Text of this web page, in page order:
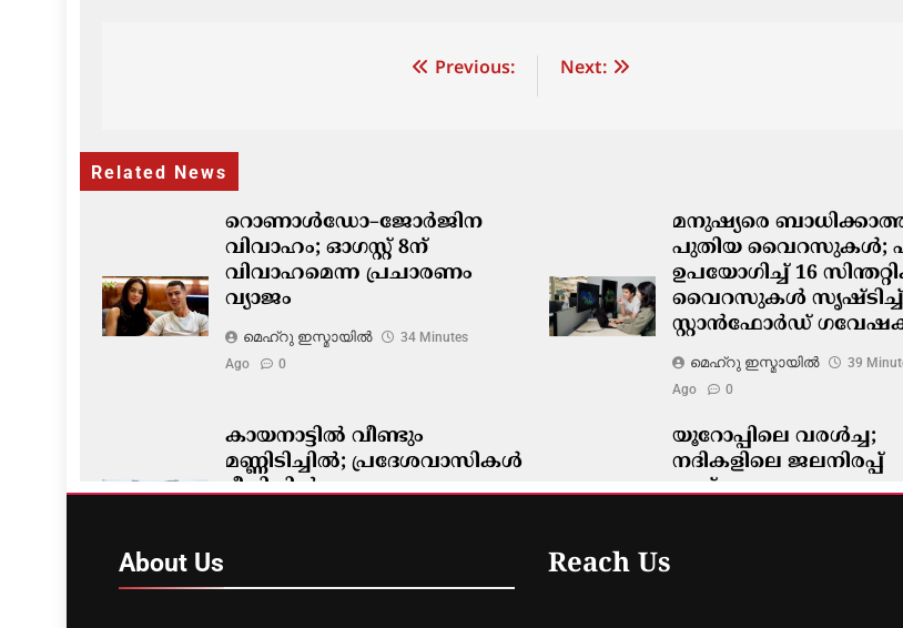
Previous: Next:
Related News
റൊണാൾഡോ–ജോർജിന
വിവാഹം; ഓഗസ്റ്റ് 8ന്
വിവാഹമെന്ന പ്രചാരണം
വ്യാജം
മെഹ്റു ഇസ്മായില്‍
34 Minutes
Ago
0
മനുഷ്യരെ
പുതിയ
ഉപയോഗിച്ച് 16
വൈറസുകൾ സൃഷ്ടിച്ച്
സ്റ്റാൻഫോർഡ്
മെഹ്റു ഇസ്മായില്‍
39
Ago
0
കായനാട്ടിൽ വീണ്ടും
മണ്ണിടിച്ചിൽ; പ്രദേശവാസികൾ
ഭീതിയിൽ
യൂറോപ്പിലെ വരൾച്ച;
നദികളിലെ ജലനിരപ്പ്
താഴ്ന്നതോടെ
About Us Reach Us